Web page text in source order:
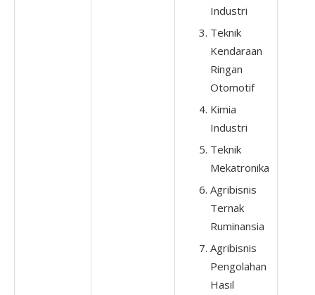
Industri
Teknik
Kendaraan
Ringan
Otomotif
Kimia
Industri
Teknik
Mekatronika
Agribisnis
Ternak
Ruminansia
Agribisnis
Pengolahan
Hasil